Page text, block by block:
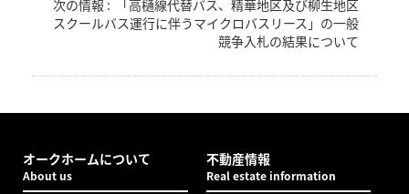
次の情報 :
「高樋線代替バス、精華地区及び柳生地区
スクールバス運行に伴うマイクロバスリース」の一般
競争入札の結果について
オークホームについて
About us
不動産情報
Real estate information